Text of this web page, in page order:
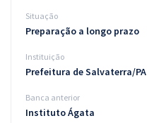
Questões grátis
Blog
Aprovados
Situação
Preparação a longo prazo
Instituição
Prefeitura de Salvaterra/PA
Banca anterior
Instituto Ágata